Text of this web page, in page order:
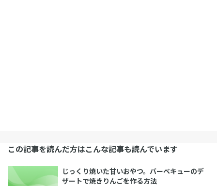
この記事を読んだ方はこんな記事も読んでいます
じっくり焼いた甘いおやつ。バーベキューのデ
ザートで焼きりんごを作る方法